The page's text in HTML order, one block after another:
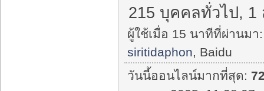
215 บุคคลทั่วไป, 1
ผู้ใช้เมื่อ 15 นาทีที่ผ่านมา:
siritidaphon, Baidu
วันนี้ออนไลน์มากที่สุด: